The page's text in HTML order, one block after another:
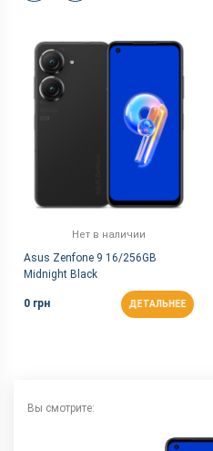
Нет в наличии
Asus Zenfone 9 16/256GB
Midnight Black
0 грн ДЕТАЛЬНЕЕ
Вы смотрите: